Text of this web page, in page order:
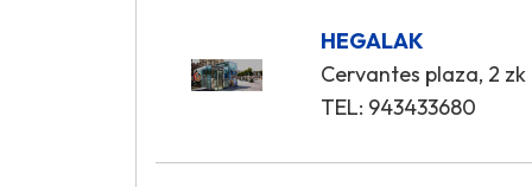
HEGALAK
Cervantes plaza, 2 zk
TEL: 943433680